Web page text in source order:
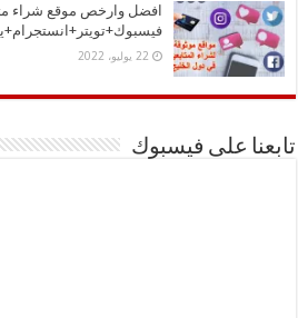
افضل وارخص موقع شراء
22 يوليو، 2022
تابعنا على فيسبوك